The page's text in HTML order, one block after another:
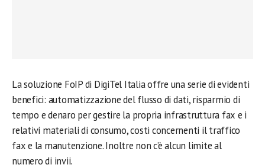
La soluzione FoIP di DigiTel Italia offre una serie di evidenti
benefici: automatizzazione del flusso di dati, risparmio di
tempo e denaro per gestire la propria infrastruttura fax e i
relativi materiali di consumo, costi concernenti il traffico
fax e la manutenzione. Inoltre non c’è alcun limite al
numero di invii.